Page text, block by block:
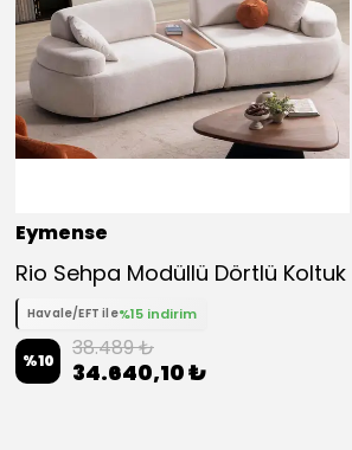
Eymense
Rio Sehpa Modüllü Dörtlü Koltuk
Havale/EFT ile%15 indirim
%10 38.489 ₺
34.640,10 ₺